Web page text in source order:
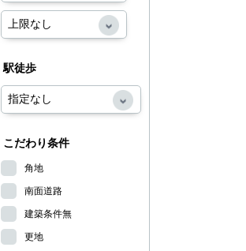
駅徒歩
こだわり条件
角地
南面道路
建築条件無
更地